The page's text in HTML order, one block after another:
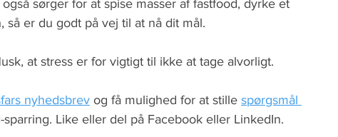
sørger for at spise masser af fastfood, dyrke et
er du godt på vej til at nå dit mål.
at stress er for vigtigt til ikke at tage alvorligt.
nyhedsbrev og få mulighed for at stille spørgsmål
sparring. Like eller del på Facebook eller LinkedIn.